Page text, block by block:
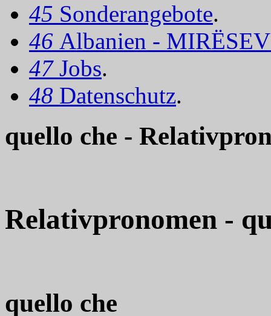
45 Sonderangebote.
46 Albanien -
47 Jobs.
48 Datenschutz.
quello che -
Relativpronomen -
quello che